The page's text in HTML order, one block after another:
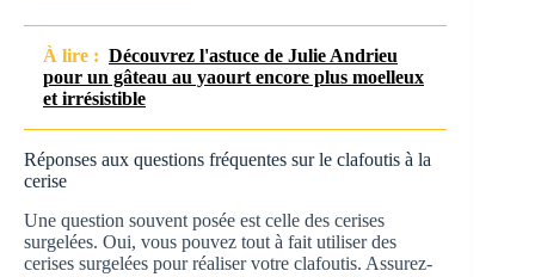
À lire : Découvrez l'astuce de Julie Andrieu
pour un gâteau au yaourt encore plus moelleux
et irrésistible
Réponses aux questions fréquentes sur le clafoutis à la
cerise
Une question souvent posée est celle des cerises
surgelées. Oui, vous pouvez tout à fait utiliser des
cerises surgelées pour réaliser votre clafoutis. Assurez-